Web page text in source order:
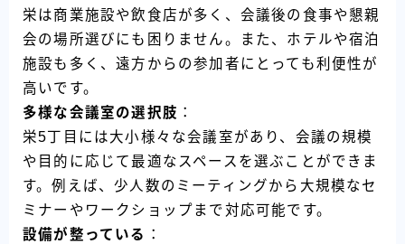
栄は商業施設や飲食店が多く、会議後の食事や懇親
会の場所選びにも困りません。また、ホテルや宿泊
施設も多く、遠方からの参加者にとっても利便性が
高いです。
多様な会議室の選択肢 ：
栄5丁目には大小様々な会議室があり、会議の規模
や目的に応じて最適なスペースを選ぶことができま
す。例えば、少人数のミーティングから大規模なセ
ミナーやワークショップまで対応可能です。
設備が整っている ：